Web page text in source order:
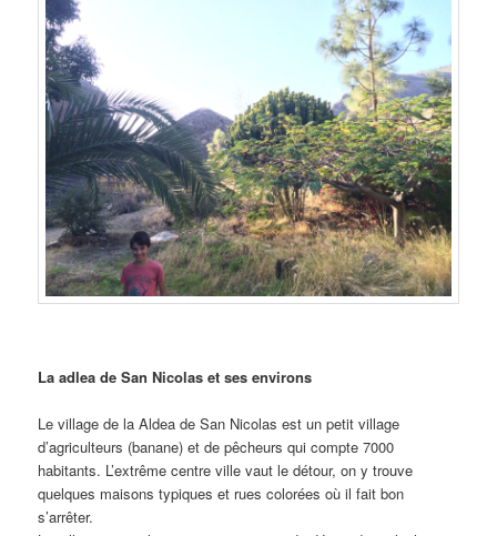
La adlea de San Nicolas et ses environs
Le village de la Aldea de San Nicolas est un petit village
d’agriculteurs (banane) et de pêcheurs qui compte 7000
habitants. L’extrême centre ville vaut le détour, on y trouve
quelques maisons typiques et rues colorées où il fait bon
s’arrêter.